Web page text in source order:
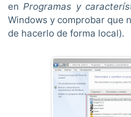
enProgramas y
Windows y comprobar que
de hacerlo de forma local).